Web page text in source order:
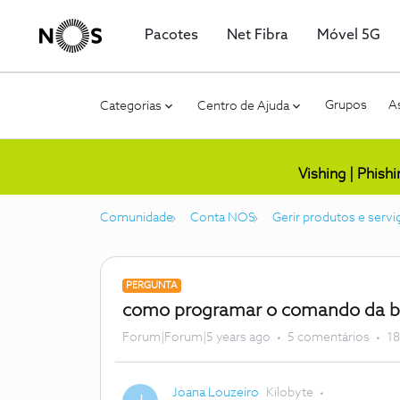
Pacotes Net Fibra Móvel 5G
Categorias Centro de Ajuda Grupos
Vishing |
Comunidade Conta NOS Gerir produtos e
PERGUNTA
como programar o comando da
Forum|Forum|5 years ago 5 comentários
Joana Louzeiro Kilobyte